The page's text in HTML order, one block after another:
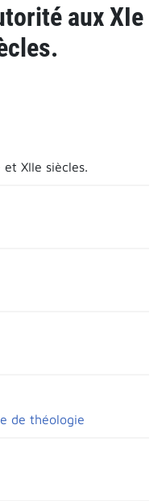
aux XIe
XIIe siècles.
de théologie